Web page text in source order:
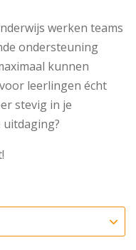
werken teams
ondersteuning
kunnen
leerlingen écht
stevig in je
uitdaging?